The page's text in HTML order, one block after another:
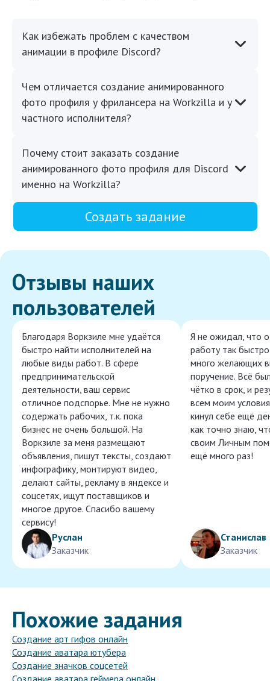
Как избежать проблем с качеством
анимации в профиле Discord?
Чем отличается создание анимированного
фото профиля у фрилансера на Workzilla и у
частного исполнителя?
Почему стоит заказать создание
анимированного фото профиля для Discord
именно на Workzilla?
Создать задание
Отзывы наших
пользователей
Благодаря Воркзиле мне удаётся
быстро найти исполнителей на
любые виды работ. В сфере
предпринимательской
деятельности, ваш сервис
отличное подспорье. Мне не нужно
содержать рабочих, т.к. пока
бизнес не очень большой. На
Воркзиле за меня размещают
объявления, пишут тексты, создают
инфографику, монтируют видео,
делают сайты, рекламу в яндексе и
соцсетях, ищут поставщиков и
многое другое. Спасибо вашему
сервису!
Руслан
Заказчик
Я не ожидал, что
работу так
много желающих
поручение. Всё
чётко в срок, и
всем моим
кинул себе ещё
как точно знаю,
своим Личным
ещё много раз!
Станислав
Заказчик
Похожие задания
Создание арт гифов онлайн
Создание аватара ютубера
Создание значков соцсетей